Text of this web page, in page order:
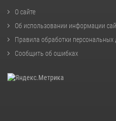
О сайте
Об использовании информации
Правила обработки персональных
Сообщить об ошибках